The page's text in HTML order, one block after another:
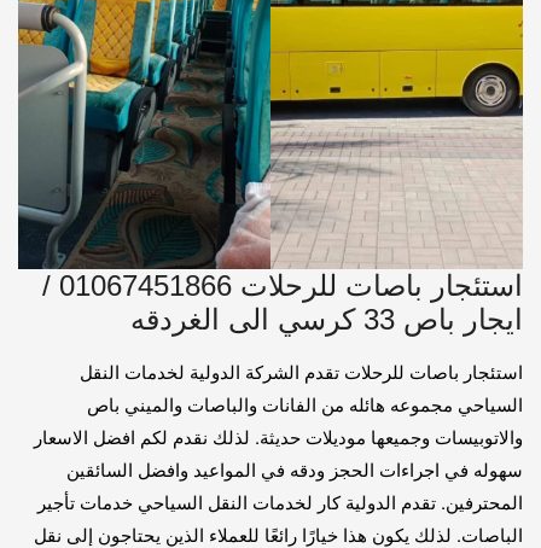
استئجار باصات للرحلات 01067451866 /
ايجار باص 33 كرسي الى الغردقه
استئجار باصات للرحلات تقدم الشركة الدولية لخدمات النقل
السياحي مجموعه هائله من الفانات والباصات والميني باص
والاتوبيسات وجميعها موديلات حديثة. لذلك نقدم لكم افضل الاسعار
سهوله في اجراءات الحجز ودقه في المواعيد وافضل السائقين
المحترفين. تقدم الدولية كار لخدمات النقل السياحي خدمات تأجير
الباصات. لذلك يكون هذا خيارًا رائعًا للعملاء الذين يحتاجون إلى نقل